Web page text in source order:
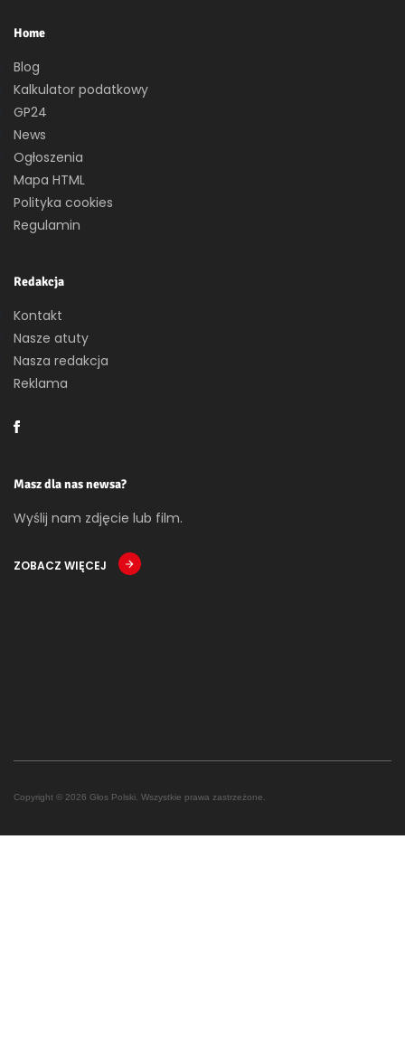
Home
Blog
Kalkulator podatkowy
GP24
News
Ogłoszenia
Mapa HTML
Polityka cookies
Regulamin
Redakcja
Kontakt
Nasze atuty
Nasza redakcja
Reklama
Masz dla nas newsa?
Wyślij nam zdjęcie lub film.
ZOBACZ WIĘCEJ
Copyright © 2026 Głos Polski. Wszystkie prawa zastrzeżone.